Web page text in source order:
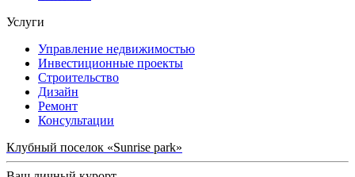
Услуги
Управление недвижимостью
Инвестиционные проекты
Строительство
Дизайн
Ремонт
Консультации
Клубный поселок «Sunrise park»